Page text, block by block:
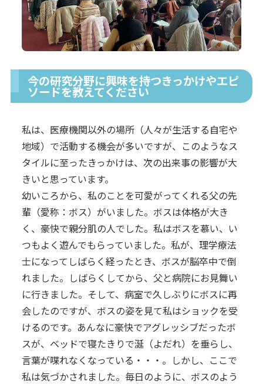
今の研究分野に興味を持つきっかけやエピ
ソードを教えてください
私は、医療機関以外の場所（人々が生活する自宅や
地域）で活動する機会が多いですが、このようなス
タイルに至ったきっかけは、次の出来事の影響が大
きいと思っています。
幼いころから、私のことを可愛がってくれる父の先
輩（愛称：ボス）がいました。ボスは体格が大き
く、豪快で親分肌の人でした。私はボスを慕い、い
つもよく遊んでもらっていました。私が、理学療法
士になってしばらく経ったとき、ボスが脳卒中で倒
れました。しばらくしてから、父と病院にお見舞い
に行きました。そして、病室で久しぶりにボスに再
会したのですが、ボスの姿を見て私はショックを受
けるのです。あんなに豪快でアグレッシブだったボ
スが、ベッドで寝たきりで涎（よだれ）を垂らし、
言葉が喋れなくなっている・・・。しかし、ここで
私は気づかされました。毎日のように、ボスのよう